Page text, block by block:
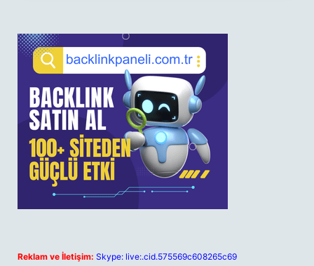
Reklam ve İletişim: Skype: live:.cid.575569c608265c69